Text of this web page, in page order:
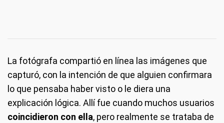
La fotógrafa compartió en línea las imágenes que
capturó, con la intención de que alguien confirmara
lo que pensaba haber visto o le diera una
explicación lógica. Allí fue cuando muchos usuarios
coincidieron con ella, pero realmente se trataba de